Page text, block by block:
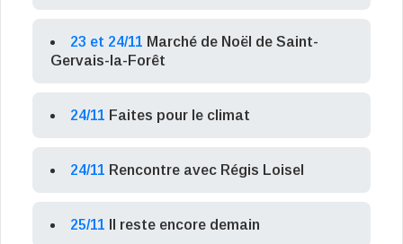
23 et 24/11 Marché de Noël de Saint-
Gervais-la-Forêt
24/11 Faites pour le climat
24/11 Rencontre avec Régis Loisel
25/11 Il reste encore demain